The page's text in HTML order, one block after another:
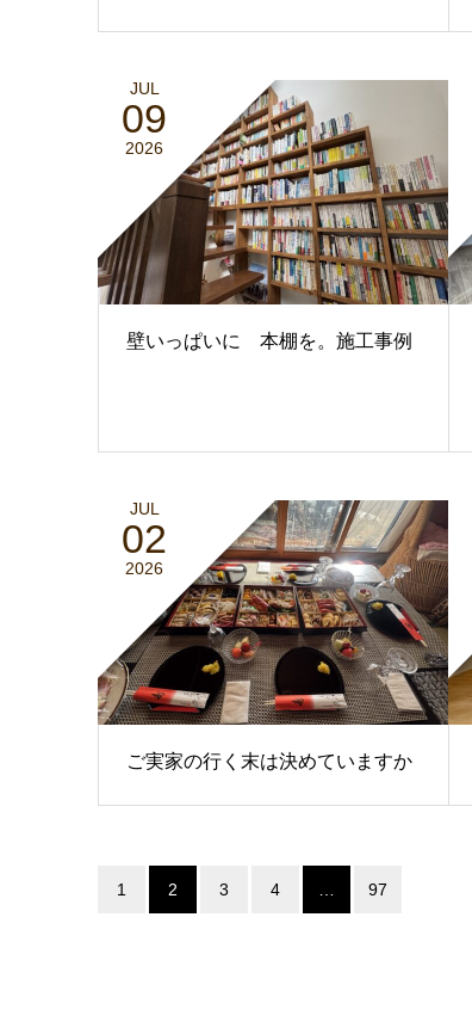
JUL
09
2026
壁いっぱいに 本棚を。施工事例
JUL
02
2026
ご実家の行く末は決めていますか
1 2 3 4 97